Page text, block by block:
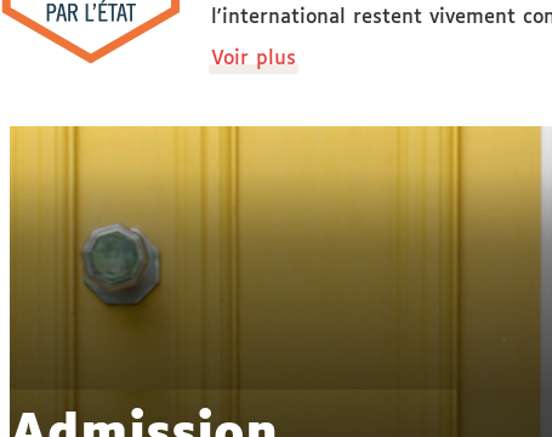
l'international restent vivement
Voir plus